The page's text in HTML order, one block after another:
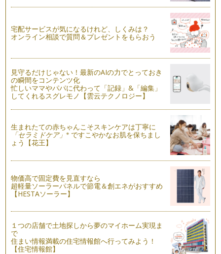
宅配サービスが気になるけれど、しくみは？
オンライン相談で質問＆プレゼントをもらおう
見守るだけじゃない！最新のAIの力でとっておき
の瞬間をコンテンツ化
忙しいママやパパに代わって「記録」&「編集」
してくれるスグレモノ【雲云テクノロジー】
生まれたての赤ちゃんこそスキンケアは丁寧に
「セラミドケア」※ ですこやかなお肌を保ちまし
ょう【花王】
物価高で固定費を見直すなら
超軽量ソーラーパネルで節電＆創エネがおすすめ
【HESTAソーラー】
１つの店舗で土地探しから夢のマイホーム実現ま
で
住まい情報満載の住宅情報館へ行ってみよう！
【住宅情報館】